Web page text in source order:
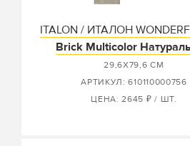
ITALON / ИТАЛОН
Brick Multicolor
29,6X79,6 СМ
АРТИКУЛ: 610110000756
ЦЕНА: 2645 ₽ / ШТ.